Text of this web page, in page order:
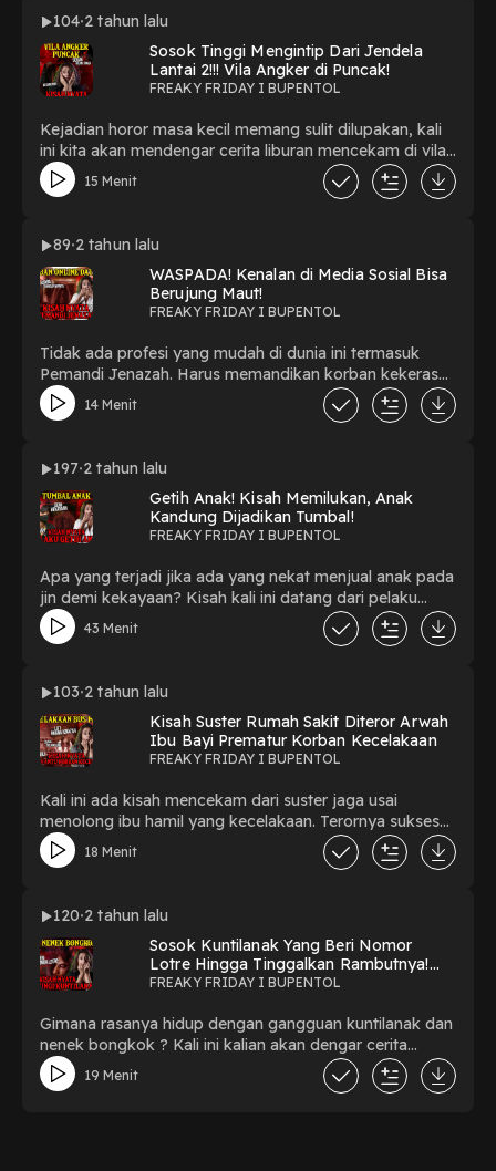
: YOUTUBE: BUPENTOLINSTAGRAM : @rebecca.bath
FACEBOOK : BuPentol TIKTOK : bupentol SPOTIFY :
BUPENTOL NOICE : BUPENTOL Thank You For
Watching!!! #BUPENTOL #freakyfriday #horrorstories
#misteri #ceritanyata #saranjana #gustigina
104 2 tahun lalu
Sosok Tinggi Mengintip Dari Jendela
Lantai 2!!! Vila Angker di Puncak!
FREAKY FRIDAY I BUPENTOL
Kejadian horor masa kecil memang sulit dilupakan, kali
ini kita akan mendengar cerita liburan mencekam di vila
yang membekas hingga kini, penasaran? LIKE,
COMMENT, SHARE & SUBSCRIBE ! Follow me on :
FACEBOOK : BuPentol TIKTOK : bupentol SPOTIFY :
BUPENTOL NOICE : BUPENTOL Thank You For
Watching!!! #BUPENTOL #freakyfriday #horror #misteri
#kisahnyata #viral #ceritaviral #vilaangker #ceritanyata
15 Menit
89 2 tahun lalu
WASPADA! Kenalan di Media Sosial Bisa
Berujung Maut!
FREAKY FRIDAY I BUPENTOL
Tidak ada profesi yang mudah di dunia ini termasuk
Pemandi Jenazah. Harus memandikan korban kekerasan
yang kehilangan jarinya sungguh memilukan! Bagaimana
kisah lengkapnya? LIKE, COMMENT, SHARE &
BUPENTOLINSTAGRAM : @rebecca.bath FACEBOOK :
BuPentol TIKTOK : bupentol SPOTIFY : BUPENTOL
NOICE : BUPENTOL Thank You For Watching!!!
#BUPENTOL #pemandijenazah #jenazah #kisahnyata
#freakyfriday #horror #misteri #onlinedating
14 Menit
197 2 tahun lalu
Getih Anak! Kisah Memilukan, Anak
Kandung Dijadikan Tumbal!
FREAKY FRIDAY I BUPENTOL
Apa yang terjadi jika ada yang nekat menjual anak pada
jin demi kekayaan? Kisah kali ini datang dari pelaku
pesugihan Getih Anak! LIKE, COMMENT, SHARE &
SUBSCRIBE ! Follow me on : YOUTUBE:
BuPentol TIKTOK : bupentol SPOTIFY : BUPENTOL
NOICE : BUPENTOL Thank You For Watching!!!
#BUPENTOL #getihanak #pesugihan #kisahnyata
#freakyfriday #horror #misteri
43 Menit
103 2 tahun lalu
Kisah Suster Rumah Sakit Diteror Arwah
Ibu Bayi Prematur Korban Kecelakaan
FREAKY FRIDAY I BUPENTOL
Kali ini ada kisah mencekam dari suster jaga usai
menolong ibu hamil yang kecelakaan. Terornya sukses
bikin merinding!LIKE, COMMENT, SHARE &
SUBSCRIBE !Follow me on :YOUTUBE:
BuPentolTIKTOK : bupentolSPOTIFY :
BUPENTOLNOICE : BUPENTOLThank You For
#ceritaviral#arwahibuhamil#susterrumahsakit#ceritanyata
18 Menit
120 2 tahun lalu
Sosok Kuntilanak Yang Beri Nomor
Lotre Hingga Tinggalkan Rambutnya!
Apa benar Itu Jin Khodam?
FREAKY FRIDAY I BUPENTOL
Gimana rasanya hidup dengan gangguan kuntilanak dan
nenek bongkok ? Kali ini kalian akan dengar cerita
gimana kuntilanak dan nenek bongkok itu ikut terus
denganku!Saksikan selengkapnya di Channel Youtube
19 Menit